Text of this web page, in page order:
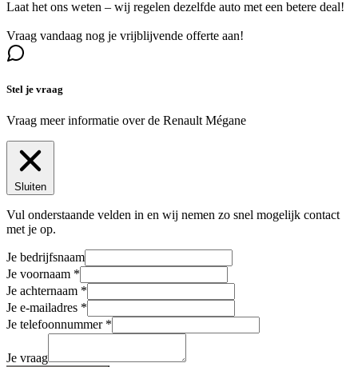
Laat het ons weten – wij regelen dezelfde auto met een betere deal!
Vraag vandaag nog je vrijblijvende offerte aan!
Stel je vraag
Vraag meer informatie over de Renault Mégane
Sluiten
Vul onderstaande velden in en wij nemen zo snel mogelijk contact
met je op.
Je bedrijfsnaam
Je voornaam
Je achternaam
Je e-mailadres
Je telefoonnummer
Je vraag